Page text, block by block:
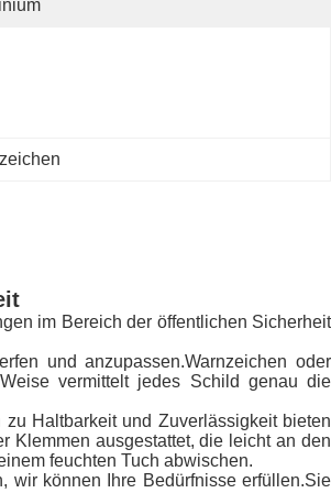
im Bereich der öffentlichen Sicherheit
und anzupassen.Warnzeichen oder
vermittelt jedes Schild genau die
Haltbarkeit und Zuverlässigkeit bieten
Klemmen ausgestattet, die leicht an den
feuchten Tuch abwischen.
wir können Ihre Bedürfnisse erfüllen.Sie